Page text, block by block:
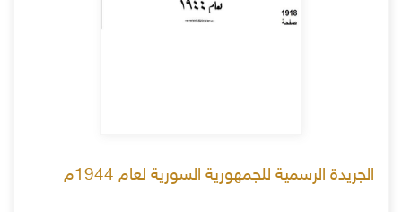
الجريدة الرسمية للجمهورية السورية لعام 1944م